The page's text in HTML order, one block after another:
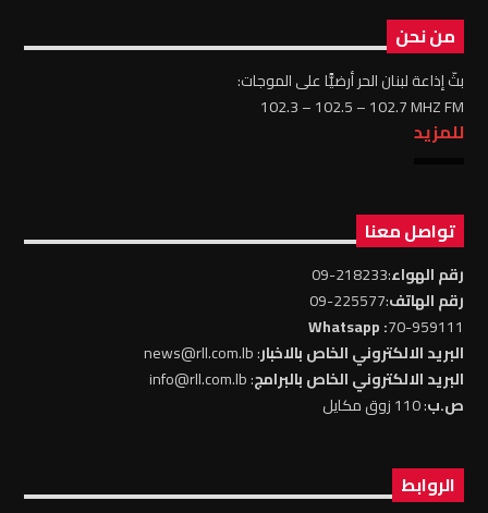
من نحن
بثّ إذاعة لبنان الحر أرضيًّا على الموجات:
102.3 – 102.5 – 102.7 MHZ FM
للمزيد
تواصل معنا
رقم الهواء:218233-09
رقم الهاتف:225577-09
70-959111
: Whatsapp
البريد الالكتروني الخاص بالاخبار: news@rll.com.lb
البريد الالكتروني الخاص بالبرامج: info@rll.com.lb
ص.ب: 110 زوق مكايل
الروابط